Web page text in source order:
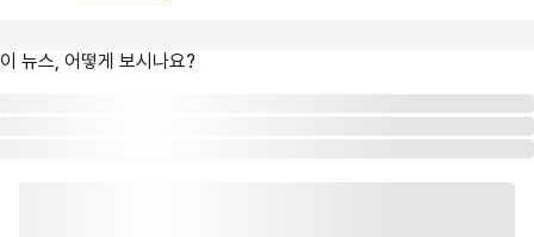
이 뉴스, 어떻게 보시나요?